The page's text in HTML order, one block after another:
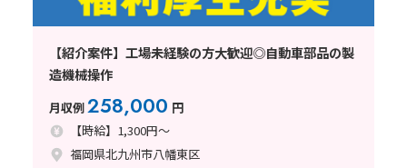
【紹介案件】工場未経験の方大歓迎◎自動車部品の製
造機械操作
月収例258,000 円
【時給】1,300円～
福岡県北九州市八幡東区